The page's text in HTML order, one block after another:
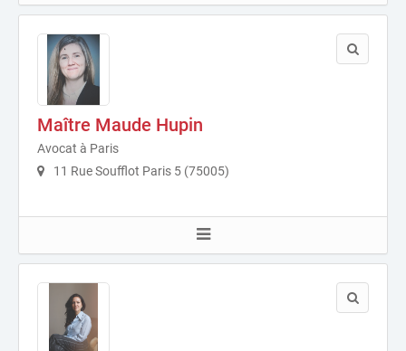
Maître Maude Hupin
Avocat à Paris
11 Rue Soufflot Paris 5 (75005)